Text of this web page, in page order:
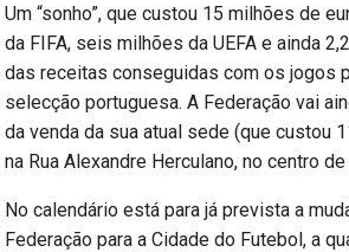
Um “sonho”, que custou 15 milhões de
da FIFA, seis milhões da UEFA e ainda
das receitas conseguidas com os jogos
selecção portuguesa. A Federação vai
da venda da sua atual sede (que custou
na Rua Alexandre Herculano, no centro
No calendário está para já prevista a
Federação para a Cidade do Futebol, a